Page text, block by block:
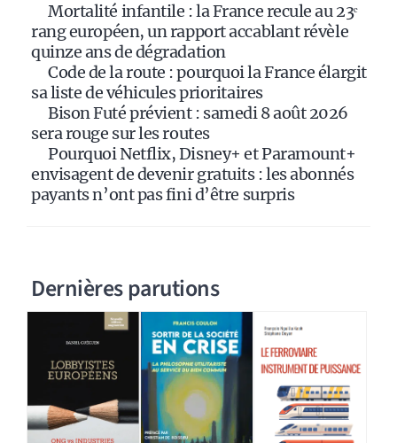
Mortalité infantile : la France recule au 23ᵉ
rang européen, un rapport accablant révèle
quinze ans de dégradation
Code de la route : pourquoi la France élargit
sa liste de véhicules prioritaires
Bison Futé prévient : samedi 8 août 2026
sera rouge sur les routes
Pourquoi Netflix, Disney+ et Paramount+
envisagent de devenir gratuits : les abonnés
payants n’ont pas fini d’être surpris
Dernières parutions